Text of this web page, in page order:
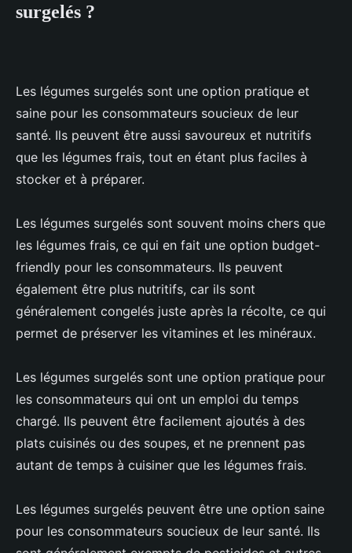
surgelés ?
Les légumes surgelés sont une option pratique et
saine pour les consommateurs soucieux de leur
santé. Ils peuvent être aussi savoureux et nutritifs
que les légumes frais, tout en étant plus faciles à
stocker et à préparer.
Les légumes surgelés sont souvent moins chers que
les légumes frais, ce qui en fait une option budget-
friendly pour les consommateurs. Ils peuvent
également être plus nutritifs, car ils sont
généralement congelés juste après la récolte, ce qui
permet de préserver les vitamines et les minéraux.
Les légumes surgelés sont une option pratique pour
les consommateurs qui ont un emploi du temps
chargé. Ils peuvent être facilement ajoutés à des
plats cuisinés ou des soupes, et ne prennent pas
autant de temps à cuisiner que les légumes frais.
Les légumes surgelés peuvent être une option saine
pour les consommateurs soucieux de leur santé. Ils